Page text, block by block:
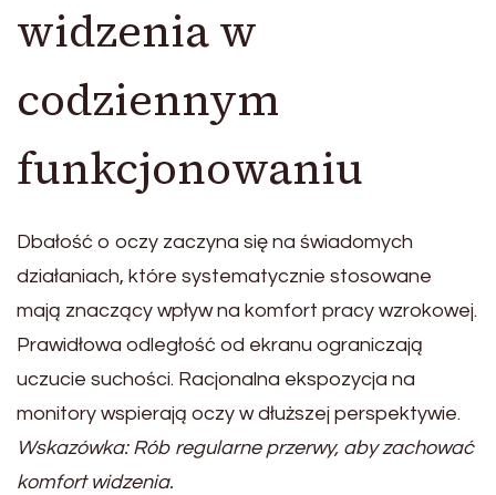
widzenia w
codziennym
funkcjonowaniu
Dbałość o oczy zaczyna się na świadomych
działaniach, które systematycznie stosowane
mają znaczący wpływ na komfort pracy wzrokowej.
Prawidłowa odległość od ekranu ograniczają
uczucie suchości. Racjonalna ekspozycja na
monitory wspierają oczy w dłuższej perspektywie.
Wskazówka: Rób regularne przerwy, aby zachować
komfort widzenia.